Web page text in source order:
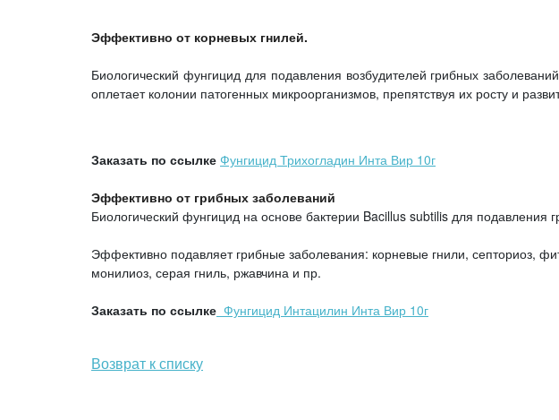
Эффективно от корневых гнилей.
Биологический фунгицид для подавления возбудителей грибных
оплетает колонии патогенных микроорганизмов, препятствуя их росту и
Заказать по ссылке Фунгицид Трихогладин Инта Вир 10г
Эффективно от грибных заболеваний
Биологический фунгицид на основе бактерии Bacillus subtilis для подавления
Эффективно подавляет грибные заболевания: корневые гнили, септориоз,
монилиоз, серая гниль, ржавчина и пр.
Заказать по ссылке Фунгицид Интацилин Инта Вир 10г
Возврат к списку